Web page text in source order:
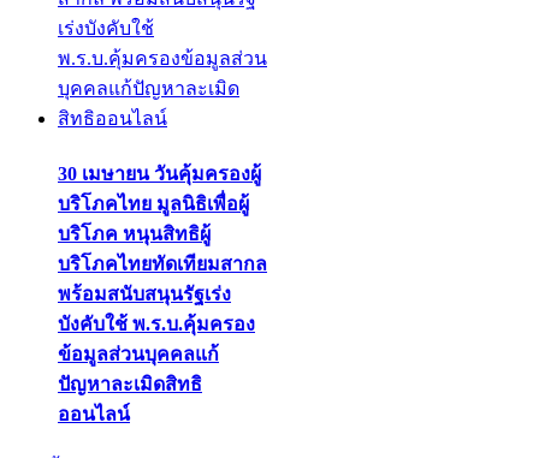
30 เมษายน วันคุ้มครองผู้
บริโภคไทย มูลนิธิเพื่อผู้
บริโภค หนุนสิทธิผู้
บริโภคไทยทัดเทียมสากล
พร้อมสนับสนุนรัฐเร่ง
บังคับใช้ พ.ร.บ.คุ้มครอง
ข้อมูลส่วนบุคคลแก้
ปัญหาละเมิดสิทธิ
ออนไลน์